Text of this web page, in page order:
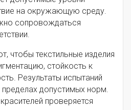
на окружающую среду.
сопровождаться
чтобы текстильные изделия
стойкость к
Результаты испытаний
допустимых норм.
проверяется